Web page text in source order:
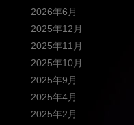
2026年6月
2025年12月
2025年11月
2025年10月
2025年9月
2025年4月
2025年2月